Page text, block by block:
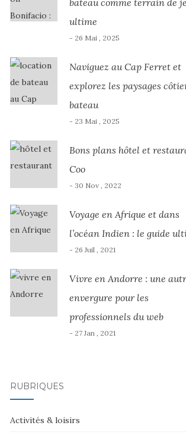
ultime
- 26 Mai , 2025
Naviguez au Cap Ferret et
explorez les paysages
bateau
- 23 Mai , 2025
Bons plans hôtel et
Coo
- 30 Nov , 2022
Voyage en Afrique et dans
l’océan Indien : le guide
- 26 Juil , 2021
Vivre en Andorre : une
envergure pour les
professionnels du web
- 27 Jan , 2021
RUBRIQUES
Activités & loisirs